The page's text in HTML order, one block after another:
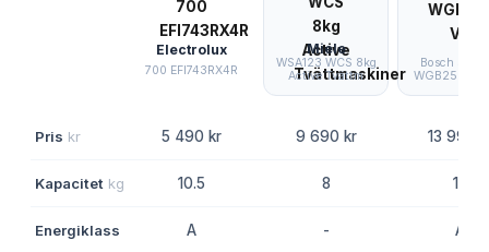
Electrolux
700 EFI743RX4R
Miele
WSA123 WCS 8kg
Active Tvättm
Bosch
Pris kr 5 490 kr 9 690 kr 13 990
Kapacitet kg 10.5 8 10
Energiklass A - A